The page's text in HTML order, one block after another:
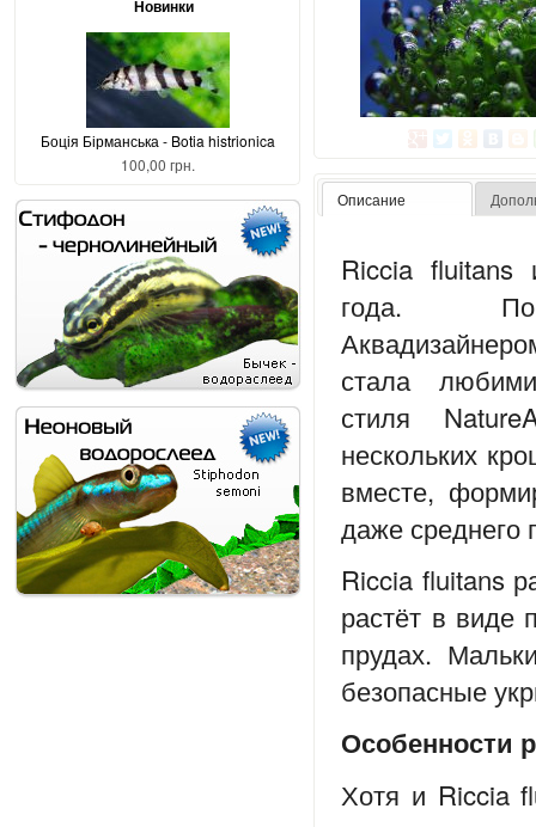
Описание
Riccia fluitans
года.
стала
стиля
нескольких
вместе,
даже среднего
Riccia fluitans
растёт в виде
прудах.
безопасные
Особенности
Хотя и Riccia
Новинки
Боція Бірманська - Botia histrionica
100,00 грн.